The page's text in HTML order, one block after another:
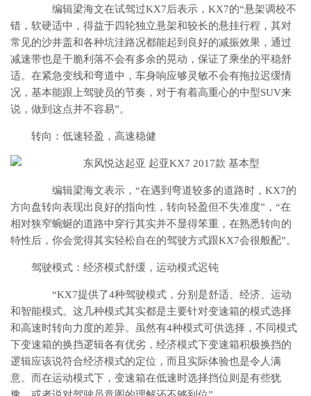
编辑梁海文在试驾过KX7后表示，KX7的“悬架调校不
错，软硬适中，得益于四轮独立悬架和较长的悬挂行程，其对
常见的沙井盖和各种坑洼路况都能起到良好的减振效果，通过
减速带也是干脆利落不会有多余的晃动，保证了乘坐的平稳舒
适。在紧急变线和弯道中，车身响应够灵敏不会有拖拉迟缓情
况，基本能跟上驾驶员的节奏，对于有着高重心的中型SUV来
说，做到这点并不容易”。
转向：低速轻盈，高速稳健
编辑梁海文表示，“在遇到弯道较多的道路时，KX7的
方向盘转向表现出良好的指向性，转向轻盈但不失准度”，“在
相对狭窄蜿蜒的道路中穿行其实并不显得笨重，在熟悉转向的
特性后，你会觉得其实轻松自在的驾驶方式跟KX7会很般配”。
驾驶模式：经济模式舒缓，运动模式迟钝
“KX7提供了4种驾驶模式，分别是舒适、经济、运动
和智能模式。这几种模式其实都是主要针对变速箱的模式选择
和高速时转向力度的差异。虽然有4种模式可供选择，不同模式
下变速箱的换挡逻辑各有优劣，经济模式下变速箱积极换挡的
逻辑应该说符合经济模式的定位，而且实际体验也是令人满
意。而在运动模式下，变速箱在低速时选择挡位则是有些犹